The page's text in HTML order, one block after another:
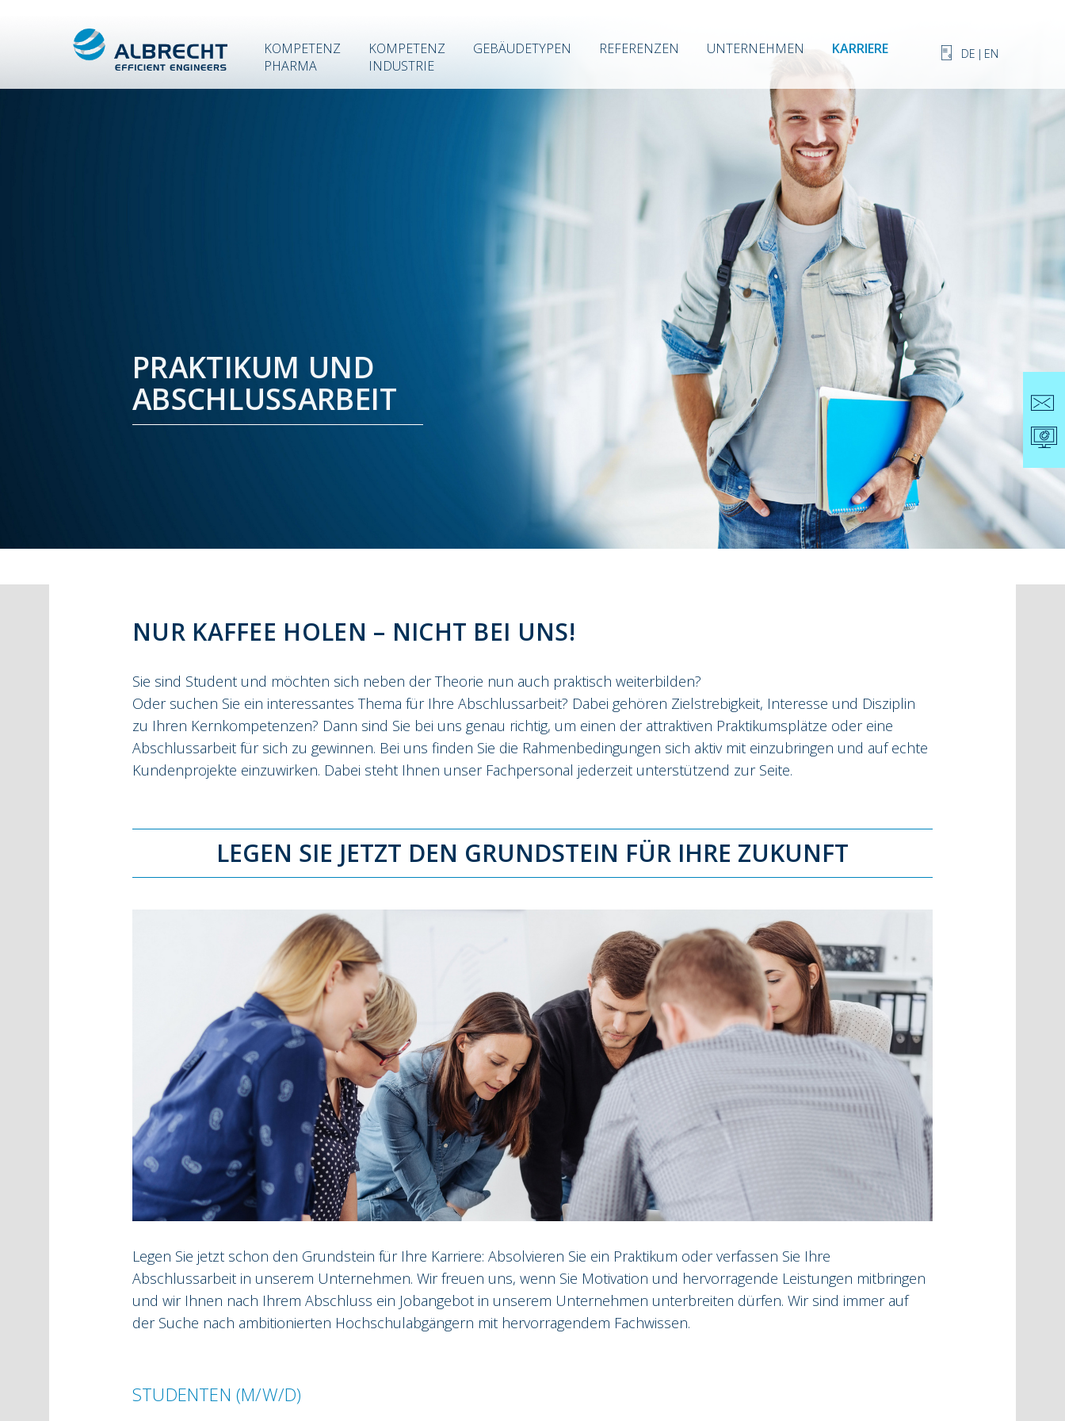
KOMPETENZ
PHARMA
KOMPETENZ
INDUSTRIE
GEBÄUDETYPEN REFERENZEN UNTERNEHMEN KARRIERE DE | EN
PRAKTIKUM UND
ABSCHLUSSARBEIT
NUR KAFFEE HOLEN – NICHT BEI UNS!
Sie sind Student und möchten sich neben der Theorie nun auch praktisch weiterbilden?
Oder suchen Sie ein interessantes Thema für Ihre Abschlussarbeit? Dabei gehören Zielstrebigkeit, Interesse und Disziplin
zu Ihren Kernkompetenzen? Dann sind Sie bei uns genau richtig, um einen der attraktiven Praktikumsplätze oder eine
Abschlussarbeit für sich zu gewinnen. Bei uns finden Sie die Rahmenbedingungen sich aktiv mit einzubringen und auf echte
Kundenprojekte einzuwirken. Dabei steht Ihnen unser Fachpersonal jederzeit unterstützend zur Seite.
LEGEN SIE JETZT DEN GRUNDSTEIN FÜR IHRE ZUKUNFT
Legen Sie jetzt schon den Grundstein für Ihre Karriere: Absolvieren Sie ein Praktikum oder verfassen Sie Ihre
Abschlussarbeit in unserem Unternehmen. Wir freuen uns, wenn Sie Motivation und hervorragende Leistungen mitbringen
und wir Ihnen nach Ihrem Abschluss ein Jobangebot in unserem Unternehmen unterbreiten dürfen. Wir sind immer auf
der Suche nach ambitionierten Hochschulabgängern mit hervorragendem Fachwissen.
STUDENTEN (M/W/D)